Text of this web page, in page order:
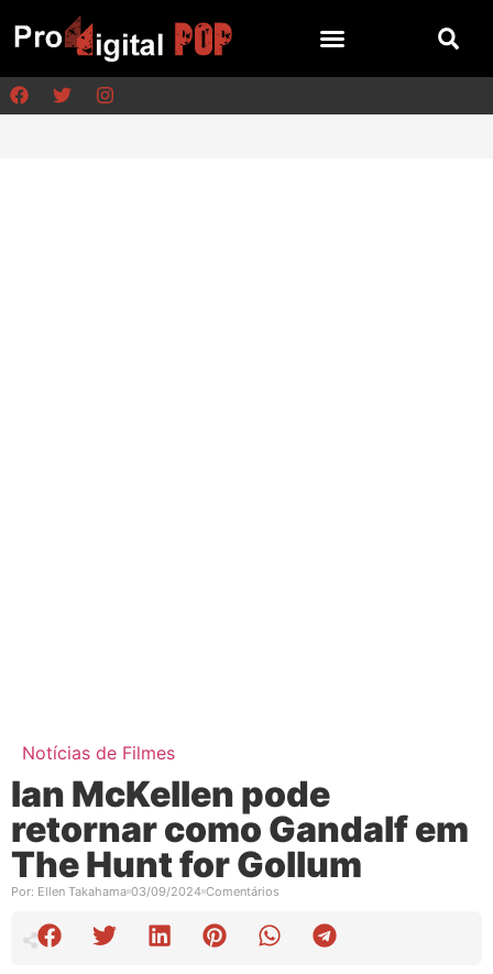
Notícias de Filmes
Ian McKellen pode
retornar como Gandalf em
The Hunt for Gollum
Por: Ellen Takahama 03/09/2024 Comentários